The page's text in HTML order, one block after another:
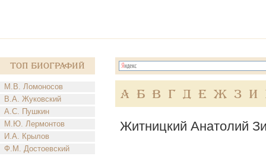
Топ Биографий
М.В. Ломоносов
В.А. Жуковский
А.С. Пушкин
М.Ю. Лермонтов
И.А. Крылов
Ф.М. Достоевский
А Б В Г Д Е Ж З И
Житницкий Анатолий